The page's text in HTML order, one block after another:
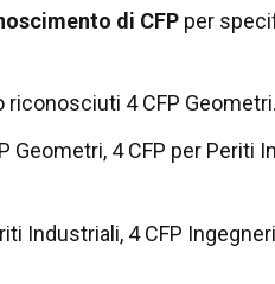
di CFPper
riconosciuti 4 CFP Geometri.
Geometri, 4 CFP per Periti
Industriali, 4 CFP